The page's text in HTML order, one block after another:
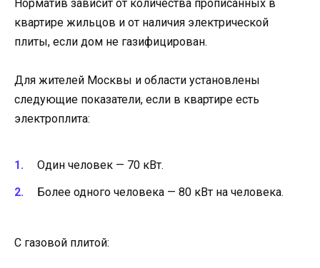
Норматив зависит от количества прописанных в
квартире жильцов и от наличия электрической
плиты, если дом не газифицирован.
Для жителей Москвы и области установлены
следующие показатели, если в квартире есть
электроплита:
Один человек — 70 кВт.
Более одного человека — 80 кВт на человека.
С газовой плитой: